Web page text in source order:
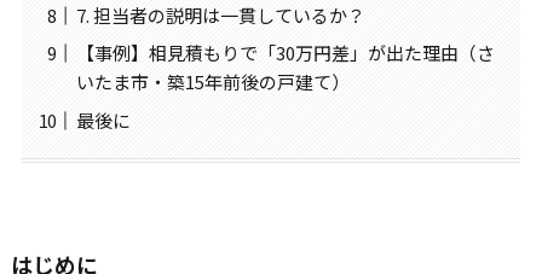
7. 担当者の説明は一貫しているか？
【事例】相見積もりで「30万円差」が出た理由（さ
いたま市・築15年前後の戸建て）
最後に
はじめに